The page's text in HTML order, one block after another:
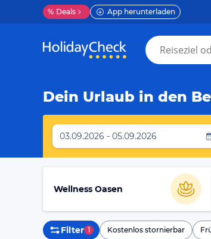
% Deals App herunterladen
Dein Urlaub in den
03.09.2026 - 05.09.2026
Wellness Oasen
Filter 1 Kostenlos stornierbar